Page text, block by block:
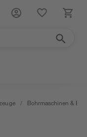
/ Bohrmaschinen &